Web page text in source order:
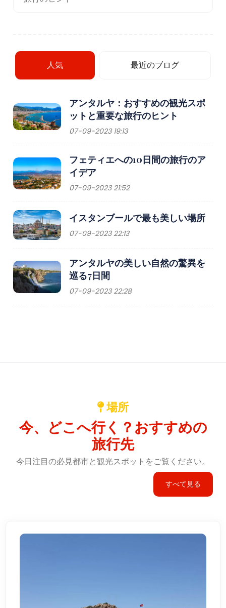
人気 最近のブログ
アンタルヤ：おすすめの観光スポ
ットと重要な旅行のヒント
07-09-2023 19:13
フェティエへの10日間の旅行のア
イデア
07-09-2023 21:52
イスタンブールで最も美しい場所
07-09-2023 22:13
アンタルヤの美しい自然の驚異を
巡る7日間
07-09-2023 22:28
場所
今、どこへ行く？おすすめの
旅行先
今日注目の必見都市と観光スポットをご覧ください。
すべて見る